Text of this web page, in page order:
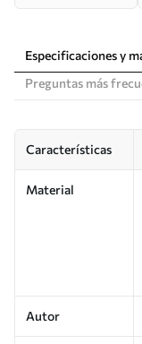
Especificaciones y
Preguntas más
Características
Material
Autor